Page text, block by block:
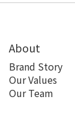
About
Brand Story
Our Values
Our Team